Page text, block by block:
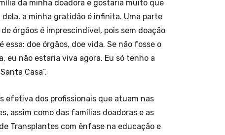
da minha doadora e gostaria muito que
a minha gratidão é infinita. Uma parte
órgãos é imprescindível, pois sem doação
doe órgãos, doe vida. Se não fosse o
eu não estaria viva agora. Eu só tenho a
Casa”.
efetiva dos profissionais que atuam nas
assim como das famílias doadoras e as
Transplantes com ênfase na educação e